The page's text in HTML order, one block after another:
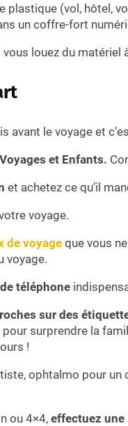
plastique (vol, hôtel,
un coffre-fort
louez du matériel
avant le voyage et
et Enfants.
et achetez ce qu’il
voyage.
de voyage que vous
voyage.
téléphone
sur des
surprendre la
!
ophtalmo pour un
ou 4×4,effectuez